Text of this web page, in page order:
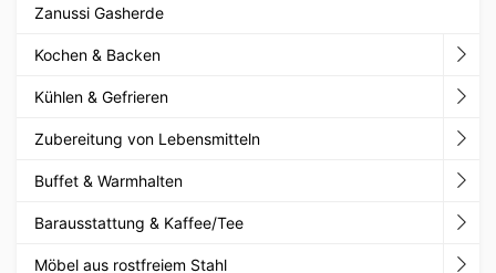
Zanussi Gasherde
Kochen & Backen
Kühlen & Gefrieren
Zubereitung von Lebensmitteln
Buffet & Warmhalten
Barausstattung & Kaffee/Tee
Möbel aus rostfreiem Stahl